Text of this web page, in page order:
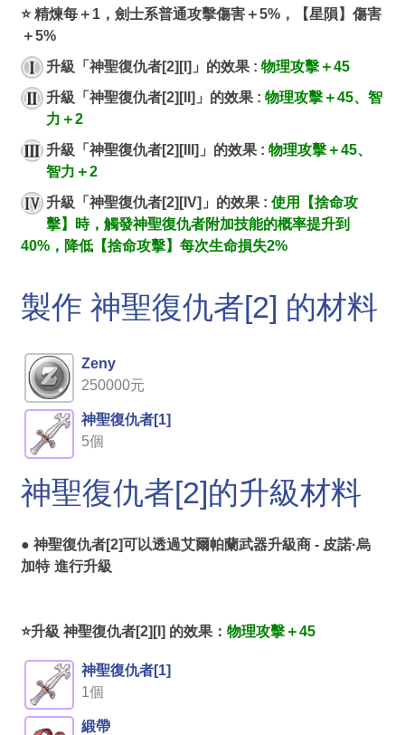
⭐ 精煉每＋1，劍士系普通攻擊傷害＋5%，【星隕】傷害
＋5%
升級「神聖復仇者[2][I]」的效果 : 物理攻擊＋45
升級「神聖復仇者[2][II]」的效果 : 物理攻擊＋45、智
力＋2
升級「神聖復仇者[2][III]」的效果 : 物理攻擊＋45、
智力＋2
升級「神聖復仇者[2][IV]」的效果 : 使用【捨命攻
擊】時，觸發神聖復仇者附加技能的概率提升到
40%，降低【捨命攻擊】每次生命損失2%
製作 神聖復仇者[2] 的材料
Zeny
250000元
神聖復仇者[1]
5個
神聖復仇者[2]的升級材料
● 神聖復仇者[2]可以透過艾爾帕蘭武器升級商 - 皮諾·烏
加特 進行升級
⭐升級 神聖復仇者[2][I] 的效果： 物理攻擊＋45
神聖復仇者[1]
1個
緞帶